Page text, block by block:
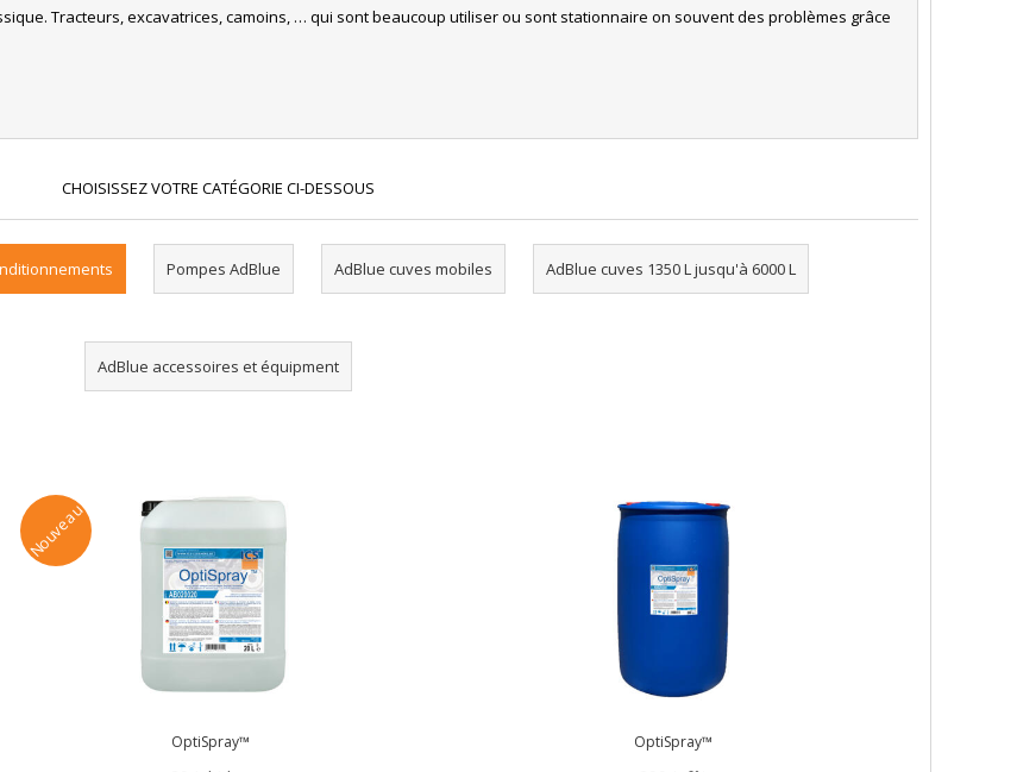
Tracteurs, excavatrices, camoins, … qui sont beaucoup utiliser ou sont stationnaire on souvent des problèmes grâce
CHOISISSEZ VOTRE CATÉGORIE CI-DESSOUS
Pompes AdBlue AdBlue cuves mobiles AdBlue cuves 1350 L jusqu'à 6000 L
AdBlue accessoires et équipment
Nouveau
OptiSpray™ OptiSpray™